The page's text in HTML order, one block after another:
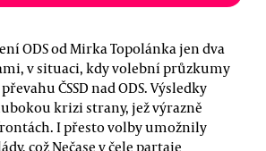
ODS od Mirka Topolánka jen dva
v situaci, kdy volební průzkumy
ČSSD nad ODS. Výsledky
krizi strany, jež výrazně
I přesto volby umožnily
což Nečase v čele partaje